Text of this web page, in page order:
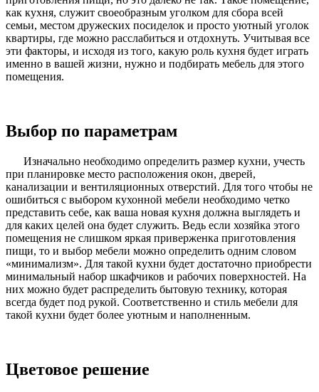
как кухня, служит своеобразным уголком для сбора всей
семьи, местом дружеских посиделок и просто уютный уголок
квартиры, где можно расслабиться и отдохнуть. Учитывая все
эти факторы, и исходя из того, какую роль кухня будет играть
именно в вашей жизни, нужно и подбирать мебель для этого
помещения.
Выбор по параметрам
Изначально необходимо определить размер кухни, учесть
при планировке место расположения окон, дверей,
канализации и вентиляционных отверстий. Для того чтобы не
ошибиться с выбором кухонной мебели необходимо четко
представить себе, как ваша новая кухня должна выглядеть и
для каких целей она будет служить. Ведь если хозяйка этого
помещения не слишком яркая приверженка приготовления
пищи, то и выбор мебели можно определить одним словом
«минимализм». Для такой кухни будет достаточно приобрести
минимальный набор шкафчиков и рабочих поверхностей. На
них можно будет распределить бытовую технику, которая
всегда будет под рукой. Соответственно и стиль мебели для
такой кухни будет более уютным и наполненным.
Цветовое решение